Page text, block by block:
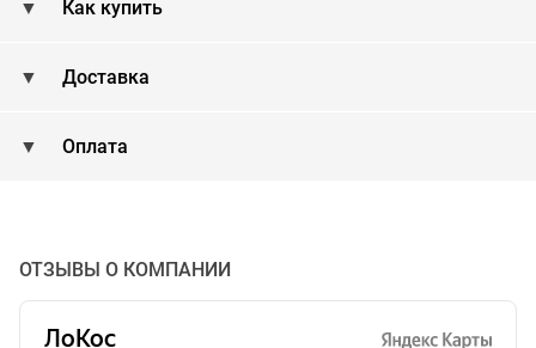
Как купить
Доставка
Оплата
ОТЗЫВЫ О КОМПАНИИ